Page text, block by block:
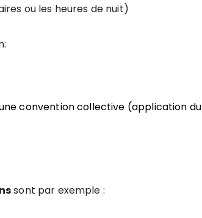
ou les heures de nuit)
convention collective (application du
sont par exemple :